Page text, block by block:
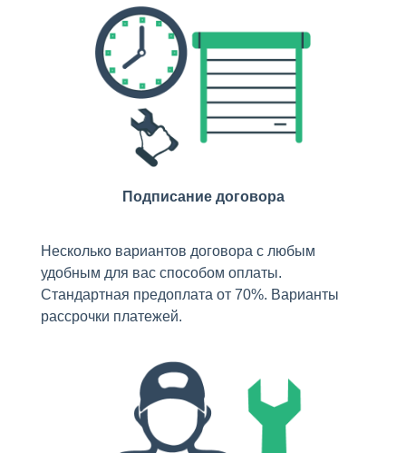
Подписание договора
Несколько вариантов договора с любым
удобным для вас способом оплаты.
Стандартная предоплата от 70%. Варианты
рассрочки платежей.